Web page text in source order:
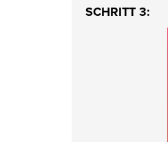
SCHRITT 3: